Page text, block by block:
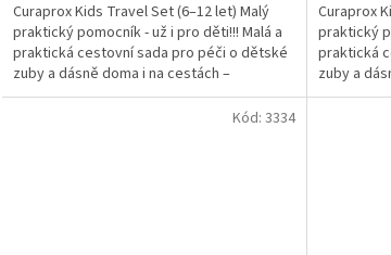
Curaprox Kids Travel Set (6–12 let) Malý
praktický pomocník - už i pro děti!!! Malá a
praktická cestovní sada pro péči o dětské
zuby a dásně doma i na cestách –
zábavná,...
Curaprox
praktický
praktická
zuby a
zábavná,...
Kód: 3334